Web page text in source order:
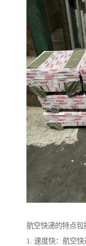
航空快递的特点包
1. 速度快：航空